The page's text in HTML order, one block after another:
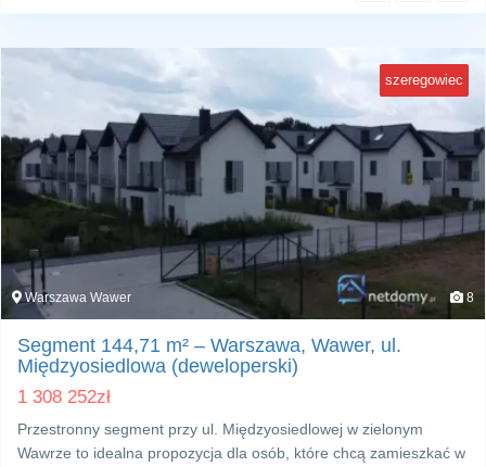
szeregowiec
Warszawa Wawer 8
Segment 144,71 m² – Warszawa, Wawer, ul.
Międzyosiedlowa (deweloperski)
1 308 252zł
Przestronny segment przy ul. Międzyosiedlowej w zielonym
Wawrze to idealna propozycja dla osób, które chcą zamieszkać w